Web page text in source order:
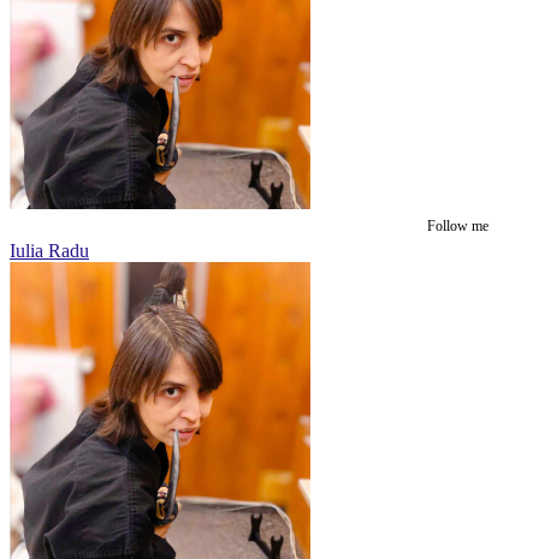
Follow me
Iulia Radu